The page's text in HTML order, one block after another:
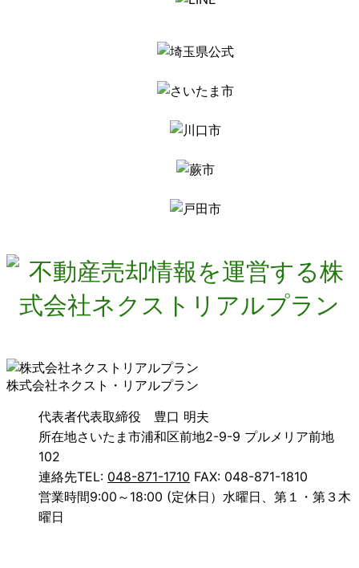
株式会社ネクスト・リアルプラン
代表者代表取締役 豊口 明夫
所在地さいたま市浦和区前地2-9-9 プルメリア前地
102
連絡先TEL: 048-871-1710 FAX: 048-871-1810
営業時間9:00～18:00 (定休日）水曜日、第１・第３木
曜日